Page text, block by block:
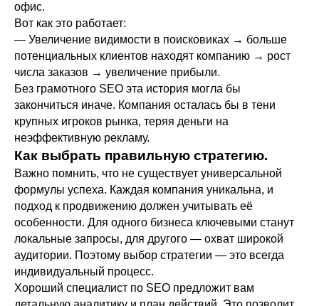
офис.
Вот как это работает:
— Увеличение видимости в поисковиках → больше
потенциальных клиентов находят компанию → рост
числа заказов → увеличение прибыли.
Без грамотного SEO эта история могла бы
закончиться иначе. Компания осталась бы в тени
крупных игроков рынка, теряя деньги на
неэффективную рекламу.
Как выбрать правильную стратегию.
Важно помнить, что не существует универсальной
формулы успеха. Каждая компания уникальна, и
подход к продвижению должен учитывать её
особенности. Для одного бизнеса ключевыми станут
локальные запросы, для другого — охват широкой
аудитории. Поэтому выбор стратегии — это всегда
индивидуальный процесс.
Хороший специалист по SEO предложит вам